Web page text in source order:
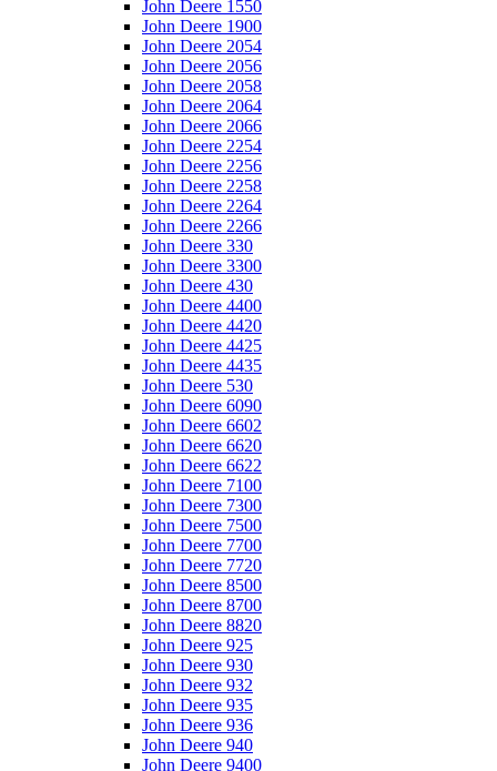
John Deere 1550
John Deere 1900
John Deere 2054
John Deere 2056
John Deere 2058
John Deere 2064
John Deere 2066
John Deere 2254
John Deere 2256
John Deere 2258
John Deere 2264
John Deere 2266
John Deere 330
John Deere 3300
John Deere 430
John Deere 4400
John Deere 4420
John Deere 4425
John Deere 4435
John Deere 530
John Deere 6090
John Deere 6602
John Deere 6620
John Deere 6622
John Deere 7100
John Deere 7300
John Deere 7500
John Deere 7700
John Deere 7720
John Deere 8500
John Deere 8700
John Deere 8820
John Deere 925
John Deere 930
John Deere 932
John Deere 935
John Deere 936
John Deere 940
John Deere 9400